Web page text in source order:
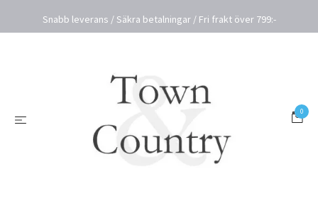
Snabb leverans / Säkra betalningar / Fri frakt över 799:-
0